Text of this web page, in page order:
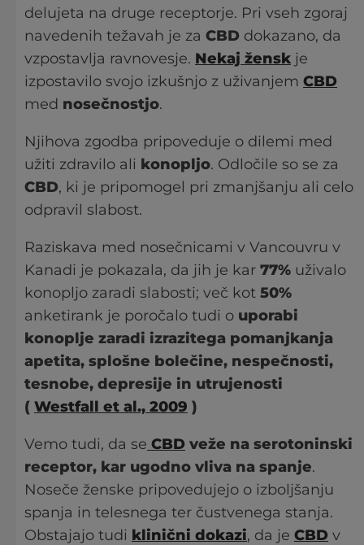
delujeta na druge receptorje. Pri vseh zgoraj
navedenih težavah je za CBD dokazano, da
vzpostavlja ravnovesje. Nekaj žensk je
izpostavilo svojo izkušnjo z uživanjem CBD
med nosečnostjo.
Njihova zgodba pripoveduje o dilemi med
užiti zdravilo ali konopljo. Odločile so se za
CBD, ki je pripomogel pri zmanjšanju ali celo
odpravil slabost.
Raziskava med nosečnicami v Vancouvru v
Kanadi je pokazala, da jih je kar 77% uživalo
konopljo zaradi slabosti; več kot 50%
anketirank je poročalo tudi o uporabi
konoplje zaradi izrazitega pomanjkanja
apetita, splošne bolečine, nespečnosti,
tesnobe, depresije in utrujenosti
( Westfall et al., 2009 )
Vemo tudi, da se CBD veže na serotoninski
receptor, kar ugodno vliva na spanje.
Noseče ženske pripovedujejo o izboljšanju
spanja in telesnega ter čustvenega stanja.
Obstajajo tudi klinični dokazi, da je CBD v